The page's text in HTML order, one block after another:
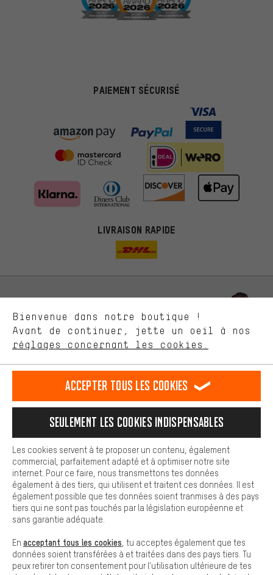
PAIEMENT SÉCURISÉ
LIVRAISON RAPIDE
Laisse-toi conseiller
Rappel Programmé
Notre politique en matière de protection de la vie privée
français
FR english
EN Deutsch
DE español
ES
RÉSILIER LE CONTRAT Communauté d'Aix-la-Chapelle
Programme d'affiliation Mentions Légales Protection des données
Reprise des batteries Corepile Paramètres de cookies
Bienvenue dans notre boutique !
Avant de continuer, jette un oeil à nos
réglages concernant les cookies.
Des offres plus adaptées
pertinentes. Les cookies de marketing nous aident à identifier tes
intérêts et à te présenter des offres et des conseils sur mesure.
ça nous intéresse. Avec les cookies 'performance', tu peux nous
nous proposons grâce à ton comportement d'achat.
Plus de confort
est plus confortable. Avec les cookies de confort, nous
Nous pouvons ainsi mettre à ta disposition d'autres contenus et
informations utiles. De plus, tu as la possibilité d'utiliser des
facilement les bons produits. Par exemple, nous proposons une
facilement aux questions.
Cookies de base
Les cookies de base garantissent que tu puisses utiliser les
fonctions de notre site web.
Accepter tous les cookies
Seulement les cookies indispensables
Les cookies servent à te proposer un contenu, également
commercial, parfaitement adapté et à optimiser notre site
internet. Pour ce faire, nous transmettons tes données
également à des tiers, qui utilisent et traitent ces données. Il est
également possible que tes données soient tranmises à des pays
tiers qui ne sont pas touchés par la législation européenne et
sans garantie adéquate.
En acceptant tous les cookies , tu acceptes également que tes
données soient transférées à et traitées dans des pays tiers. Tu
peux retirer ton consentement pour l'utilisation ultérieure de tes